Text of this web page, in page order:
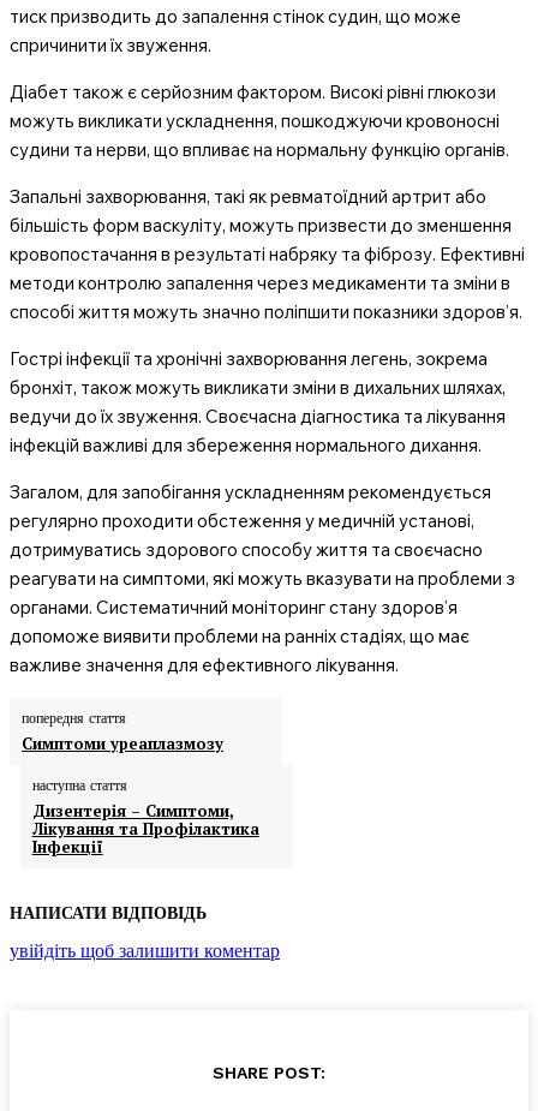
тиск призводить до запалення стінок судин, що може
спричинити їх звуження.
Діабет також є серйозним фактором. Високі рівні глюкози
можуть викликати ускладнення, пошкоджуючи кровоносні
судини та нерви, що впливає на нормальну функцію органів.
Запальні захворювання, такі як ревматоїдний артрит або
більшість форм васкуліту, можуть призвести до зменшення
кровопостачання в результаті набряку та фіброзу. Ефективні
методи контролю запалення через медикаменти та зміни в
способі життя можуть значно поліпшити показники здоров’я.
Гострі інфекції та хронічні захворювання легень, зокрема
бронхіт, також можуть викликати зміни в дихальних шляхах,
ведучи до їх звуження. Своєчасна діагностика та лікування
інфекцій важливі для збереження нормального дихання.
Загалом, для запобігання ускладненням рекомендується
регулярно проходити обстеження у медичній установі,
дотримуватись здорового способу життя та своєчасно
реагувати на симптоми, які можуть вказувати на проблеми з
органами. Систематичний моніторинг стану здоров’я
допоможе виявити проблеми на ранніх стадіях, що має
важливе значення для ефективного лікування.
попередня стаття
Симптоми уреаплазмозу
наступна стаття
Дизентерія – Симптоми,
Лікування та Профілактика
Інфекції
НАПИСАТИ ВІДПОВІДЬ
увійдіть щоб залишити коментар
SHARE POST: